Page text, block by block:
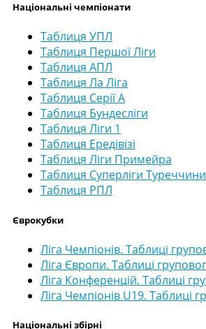
Національні чемпіонати
Таблиця УПЛ
Таблиця Першої Ліги
Таблиця АПЛ
Таблиця Ла Ліга
Таблиця Серії А
Таблиця Бундесліги
Таблиця Ліги 1
Таблиця Ередівізі
Таблиця Ліги Примейра
Таблиця Суперліги Туреччини
Таблиця РПЛ
Єврокубки
Ліга Чемпіонів. Таблиці
Ліга Європи. Таблиці
Ліга Конференцій. Таблиці
Ліга Чемпіонів U19. Таблиці
Національні збірні